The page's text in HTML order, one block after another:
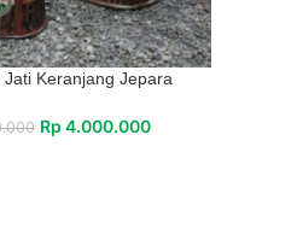
Jati Keranjang Jepara
Rp 4.000.000